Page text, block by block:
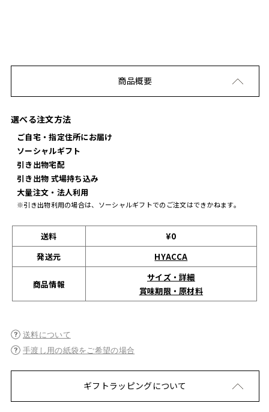
商品概要
選べる注文方法
ご自宅・指定住所にお届け
ソーシャルギフト
引き出物宅配
引き出物 式場持ち込み
大量注文・法人利用
※引き出物利用の場合は、ソーシャルギフトでのご注文はできかねます。
送料
¥0
発送元
HYACCA
商品情報
サイズ・詳細
賞味期限・原材料
送料について
手渡し用の紙袋をご希望の場合
ギフトラッピングについて